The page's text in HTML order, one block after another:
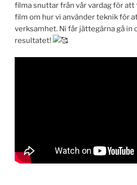
filma snuttar från vår vardag för att
film om hur vi använder teknik för
verksamhet. Ni får jättegärna gå in
resultatet!